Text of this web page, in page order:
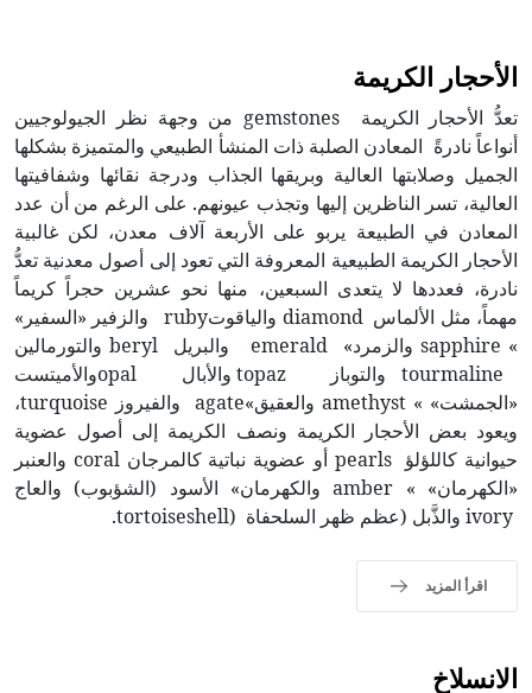
الأحجار الكريمة
تعدُّ الأحجار الكريمة gemstones من وجهة نظر الجيولوجيين
أنواعاً نادرةً المعادن الصلبة ذات المنشأ الطبيعي والمتميزة بشكلها
الجميل وصلابتها العالية وبريقها الجذاب ودرجة نقائها وشفافيتها
العالية، تسر الناظرين إليها وتجذب عيونهم. على الرغم من أن عدد
المعادن في الطبيعة يربو على الأربعة آلاف معدن، لكن غالبية
الأحجار الكريمة الطبيعية المعروفة التي تعود إلى أصول معدنية تعدُّ
نادرة، فعددها لا يتعدى السبعين، منها نحو عشرين حجراً كريماً
مهماً، مثل الألماس diamond والياقوتruby والزفير «السفير»
» sapphire والزمرد» emerald والبريل beryl والتورمالين
tourmaline والتوباز topaz والأبال opalوالأميتست
«الجمشت» » amethyst والعقيق»agate والفيروز turquoise،
ويعود بعض الأحجار الكريمة ونصف الكريمة إلى أصول عضوية
حيوانية كاللؤلؤ pearls أو عضوية نباتية كالمرجان coral والعنبر
«الكهرمان» » amber والكهرمان» الأسود (الشؤبوب) والعاج
اقرأ المزيد
الانسلاخ